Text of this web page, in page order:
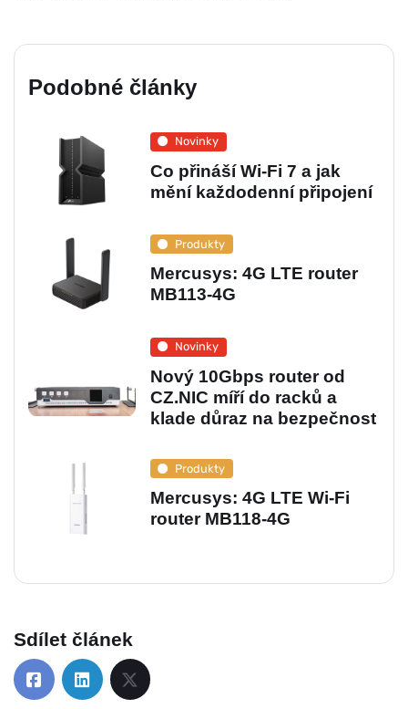
Podobné články
Novinky
Co přináší Wi-Fi 7 a jak
mění každodenní připojení
Produkty
Mercusys: 4G LTE router
MB113-4G
Novinky
Nový 10Gbps router od
CZ.NIC míří do racků a
klade důraz na bezpečnost
Produkty
Mercusys: 4G LTE Wi‑Fi
router MB118‑4G
Sdílet článek